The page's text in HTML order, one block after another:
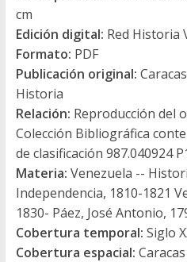
cm
Edición digital: Red Historia
Formato: PDF
Publicación original:
Historia
Relación: Reproducción del
Colección Bibliográfica
de clasificación 987.040924
Materia: Venezuela --
Independencia, 1810-1821
1830- Páez, José Antonio,
Cobertura temporal: Siglo
Cobertura espacial: